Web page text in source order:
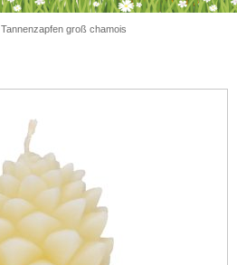
Tannenzapfen groß chamois